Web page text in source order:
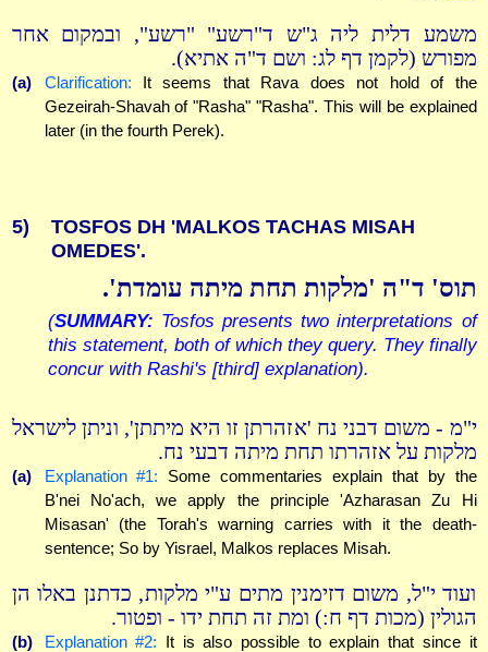
משמע דלית ליה ג"ש ד"רשע" "רשע", ובמקום אחר
מפורש (לקמן דף לג: ושם ד"ה אתיא).
(a) Clarification: It seems that Rava does not hold of the
Gezeirah-Shavah of "Rasha" "Rasha". This will be explained
later (in the fourth Perek).
5)
TOSFOS DH 'MALKOS TACHAS MISAH
OMEDES'.
תוס' ד"ה 'מלקות תחת מיתה עומדת'.
(SUMMARY: Tosfos presents two interpretations of
this statement, both of which they query. They finally
concur with Rashi's [third] explanation).
י"מ - משום דבני נח 'אזהרתן זו היא מיתתן', וניתן לישראל
מלקות על אזהרתו תחת מיתה דבעי נח.
(a) Explanation #1: Some commentaries explain that by the
B'nei No'ach, we apply the principle 'Azharasan Zu Hi
Misasan' (the Torah's warning carries with it the death-
sentence; So by Yisrael, Malkos replaces Misah.
ועוד י"ל, משום דזימנין מתים ע"י מלקות, כדתנן באלו הן
הגולין (מכות דף ח:) ומת זה תחת ידו - ופטור.
(b) Explanation #2: It is also possible to explain that since it